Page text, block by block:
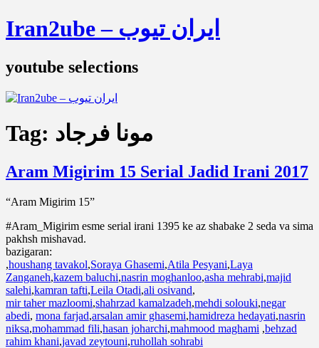
Iran2ube – ایران تیوب
youtube selections
Tag: مونا فرجاد
Aram Migirim 15 Serial Jadid Irani 2017
“Aram Migirim 15”
#Aram_Migirim esme serial irani 1395 ke az shabake 2 seda va sima
pakhsh mishavad.
bazigaran:
,houshang tavakol,Soraya Ghasemi,Atila Pesyani,Laya
Zanganeh,kazem baluchi,nasrin moghanloo,asha mehrabi,majid
salehi,kamran tafti,Leila Otadi,ali osivand,
mir taher mazloomi,shahrzad kamalzadeh,mehdi solouki,negar
abedi, mona farjad,arsalan amir ghasemi,hamidreza hedayati,nasrin
niksa,mohammad fili,hasan joharchi,mahmood maghami ,behzad
rahim khani,javad zeytouni,ruhollah sohrabi